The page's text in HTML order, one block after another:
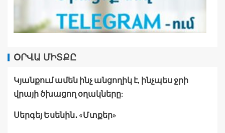
ՕՐՎԱ ՄԻՏՔԸ
Կյանքում ամեն ինչ անցողիկ է, ինչպես ջրի
վրայի ծխացող օղակները:
Սերգեյ Եսենին․ «Մտքեր»